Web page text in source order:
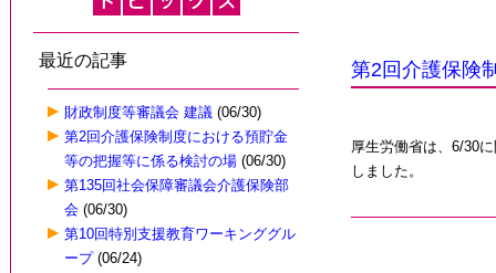
最近の記事
財政制度等審議会 建議 (06/30)
第2回介護保険制度における預貯金
等の把握等に係る検討の場 (06/30)
第135回社会保障審議会介護保険部
会 (06/30)
第10回特別支援教育ワーキンググル
ープ(06/24)
第2回介護保険
厚生労働省は、6/30
しました。